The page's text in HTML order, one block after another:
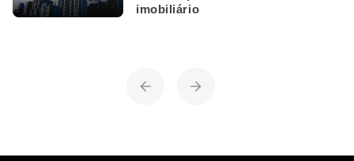
imobiliário